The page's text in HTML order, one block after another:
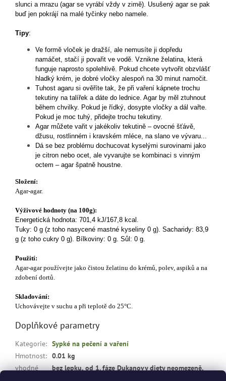
slunci a mrazu (agar se vyrábí vždy v zimě). Usušený agar se pak
buď jen pokrájí na malé tyčinky nebo namele.
Tipy:
Ve formě vloček je dražší, ale nemusíte ji dopředu
namáčet, stačí ji povařit ve vodě. Vznikne želatina, která
funguje naprosto spolehlivě. Pokud chcete vytvořit obzvlášť
hladký krém, je dobré vločky alespoň na 30 minut namočit.
Tuhost agaru si ověříte tak, že při vaření kápnete trochu
tekutiny na talířek a dáte do lednice. Agar by měl ztuhnout
během chvilky. Pokud je řídký, dosypte vločky a dál vařte.
Pokud je moc tuhý, přidejte trochu tekutiny.
Agar můžete vařit v jakékoliv tekutině – ovocné šťávě,
džusu, rostlinném i kravském mléce, na slano ve vývaru...
Dá se bez problému dochucovat kyselými surovinami jako
je citron nebo ocet, ale vyvarujte se kombinaci s vinným
octem – agar špatně houstne.
Složení:
Agar-agar.
Výživové hodnoty (na 100g):
Energetická hodnota: 701,4 kJ/167,8 kcal.
Tuky: 0 g (z toho nasycené mastné kyseliny 0 g). Sacharidy: 83,9
g (z toho cukry 0 g). Bílkoviny: 0 g. Sůl: 0 g.
Použití:
Agar-agar používejte jako čistou želatinu do krémů, polev, aspiků a na
zdobení dortů.
Skladování:
Uchovávejte v suchu a při teplotě do 25°C.
Doplňkové parametry
Kategorie: Sypké na pečení a vaření
Hmotnost: 0.01 kg
vhodné
bez lepku, od 1. fáze Dukanovy diety neomezeně,